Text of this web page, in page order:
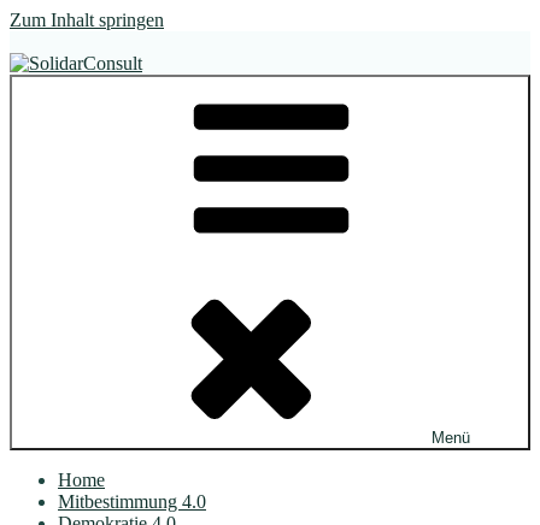
Zum Inhalt springen
Menü
Home
Mitbestimmung 4.0